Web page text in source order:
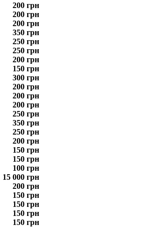
200 грн
200 грн
200 грн
350 грн
250 грн
250 грн
200 грн
150 грн
300 грн
200 грн
200 грн
200 грн
250 грн
350 грн
250 грн
200 грн
150 грн
150 грн
100 грн
15 000 грн
200 грн
150 грн
150 грн
150 грн
150 грн